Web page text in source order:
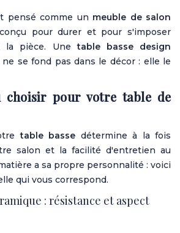
pensé comme un meuble de salon
pour durer et pour s'imposer
la pièce. Unetable basse design
se fond pas dans le décor : elle le
choisir pour votre table de
table basse détermine à la fois
salon et la facilité d'entretien au
a sa propre personnalité : voici
qui vous correspond.
: résistance et aspect